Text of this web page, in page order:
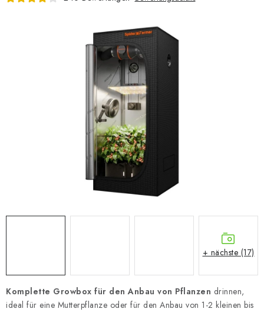
Kaufberatung
Datenschutzerklärung Impressum
Komplette Growbox für den Anbau von Pflanzen drinnen,
ideal für eine Mutterpflanze oder für den Anbau von 1-2 kleinen bis
+ nächste (17)